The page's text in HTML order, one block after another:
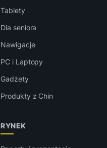
Tablety
Dla seniora
Nawigacje
PC i Laptopy
Gadżety
Produkty z Chin
RYNEK